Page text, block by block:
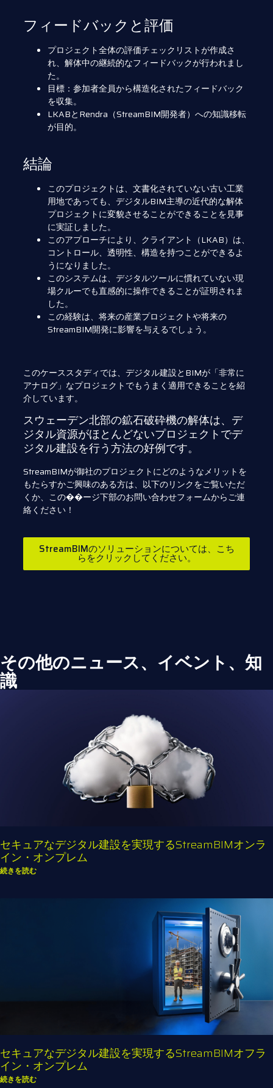
フィードバックと評価
プロジェクト全体の評価チェックリストが作成さ
れ、解体中の継続的なフィードバックが行われまし
た。
目標：参加者全員から構造化されたフィードバック
を収集。
LKABとRendra（StreamBIM開発者）への知識移転
が目的。
結論
このプロジェクトは、文書化されていない古い工業
用地であっても、デジタルBIM主導の近代的な解体
プロジェクトに変貌させることができることを見事
に実証しました。
このアプローチにより、クライアント（LKAB）は、
コントロール、透明性、構造を持つことができるよ
うになりました。
このシステムは、デジタルツールに慣れていない現
場クルーでも直感的に操作できることが証明されま
した。
この経験は、将来の産業プロジェクトや将来の
StreamBIM開発に影響を与えるでしょう。
このケーススタディでは、デジタル建設とBIMが「非常に
アナログ」なプロジェクトでもうまく適用できることを紹
介しています。
スウェーデン北部の鉱石破砕機の解体は、デ
ジタル資源がほとんどないプロジェクトでデ
ジタル建設を行う方法の好例です。
StreamBIMが御社のプロジェクトにどのようなメリットを
もたらすかご興味のある方は、以下のリンクをご覧いただ
くか、この��ージ下部のお問い合わせフォームからご連
絡ください！
StreamBIMのソリューションについては、こち
らをクリックしてください。
その他のニュース、イベント、知
識
セキュアなデジタル建設を実現するStreamBIMオンラ
イン・オンプレム
続きを読む
セキュアなデジタル建設を実現するStreamBIMオフラ
イン・オンプレム
続きを読む